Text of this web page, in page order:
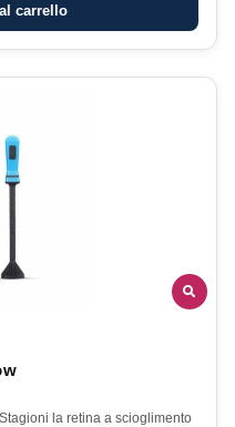
carrello
la retina a scioglimento